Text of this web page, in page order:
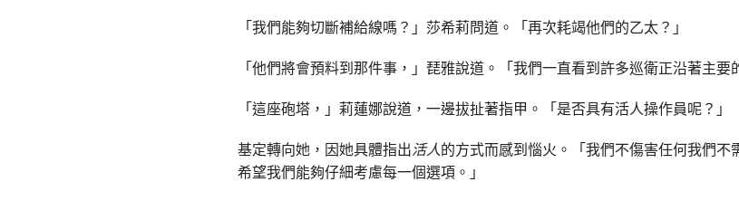
「我們能夠切斷補給線嗎？」莎希莉問道。「再次耗竭他們的乙太？」
「他們將會預料到那件事，」琵雅說道。「我們一直看到許多巡衛正沿著主要
「這座砲塔，」莉蓮娜說道，一邊拔扯著指甲。「是否具有活人操作員呢？」
基定轉向她，因她具體指出活人的方式而感到惱火。「我們不傷害任何我們
希望我們能夠仔細考慮每一個選項。」